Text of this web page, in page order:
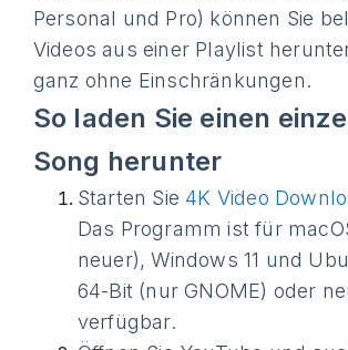
Personal und Pro) können Sie
Videos aus einer Playlist
ganz ohne Einschränkungen.
So laden Sie einen
Song herunter
Starten Sie4K Video
Das Programm ist für
neuer), Windows 11 und
64-Bit (nur GNOME) oder
verfügbar.